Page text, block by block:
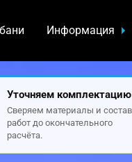
Информация
Уточняем комплектацию
Сверяем материалы и состав
работ до окончательного
расчёта.